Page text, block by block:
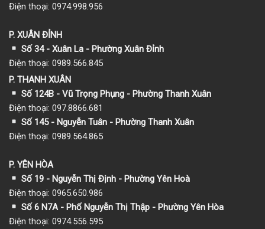
Điện thoại: 0974.998.956
P. XUÂN ĐỈNH
Số 34 - Xuân La - Phường Xuân Đỉnh
Điện thoại: 0989.566.845
P. THANH XUÂN
Số 124B - Vũ Trọng Phụng - Phường Thanh Xuân
Điện thoại: 097.8866.681
Số 145 - Nguyễn Tuân - Phường Thanh Xuân
Điện thoại: 0989.564.865
P. YÊN HÒA
Số 19 - Nguyễn Thị Định - Phường Yên Hoà
Điện thoại: 0965.650.986
Số 6 N7A - Phố Nguyễn Thị Thập - Phường Yên Hòa
Điện thoại: 0974.556.595